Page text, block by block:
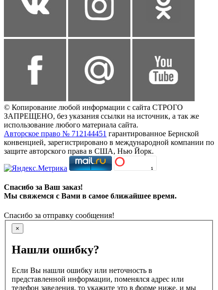
© Копирование любой информации с сайта СТРОГО
ЗАПРЕЩЕНО, без указания ссылки на источник, а так же
использование любого материала сайта.
Авторское право № 712144451 гарантированное Бернской
конвенцией, зарегистрировано в международной компании по
защите авторского права в США, Нью Йорк.
Спасибо за Ваш заказ!
Мы свяжемся с Вами в самое ближайшее время.
Спасибо за отправку сообщения!
×
Нашли ошибку?
Если Вы нашли ошибку или неточность в
представленной информации, поменялся адрес или
телефон заведения, то укажите это в форме ниже, и мы